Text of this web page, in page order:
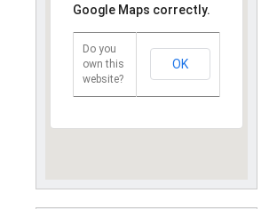
Google Maps correctly.
Do you
own this
website?
OK